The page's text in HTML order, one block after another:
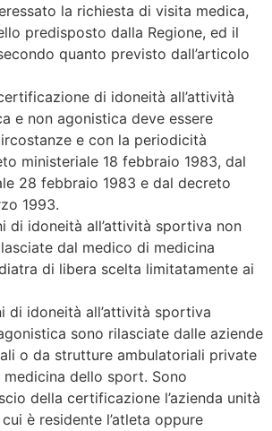
la richiesta di visita medica,
predisposto dalla Regione, ed il
quanto previsto dall’articolo
di idoneità all’attività
e non agonistica deve essere
e con la periodicità
ministeriale 18 febbraio 1983, dal
28 febbraio 1983 e dal decreto
1993.
di idoneità all’attività sportiva non
dal medico di medicina
di libera scelta limitatamente ai
di idoneità all’attività sportiva
sono rilasciate dalle aziende
o da strutture ambulatoriali private
dello sport. Sono
della certificazione l’azienda unità
è residente l’atleta oppure